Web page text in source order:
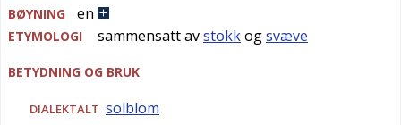
BØYNING en
ETYMOLOGI sammensatt avstokkogsvæve
BETYDNING OG BRUK
DIALEKTALT solblom